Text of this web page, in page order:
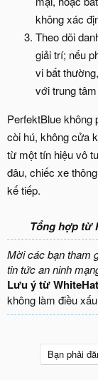
không xác
Theo dõi
giải trí; nếu
vi bất
với trung
PerfektBlue không
còi hú, không cửa
từ một tín hiệu vô
đâu, chiếc xe
kế tiếp.
Tổng hợp từ
Mời các bạn tham
tin tức an ninh
Lưu ý từ
không làm điều
Bạn phải